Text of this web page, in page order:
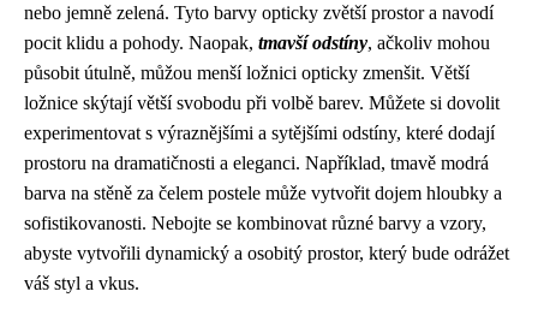
nebo jemně zelená. Tyto barvy opticky zvětší prostor a navodí
pocit klidu a pohody. Naopak, tmavší odstíny, ačkoliv mohou
působit útulně, můžou menší ložnici opticky zmenšit. Větší
ložnice skýtají větší svobodu při volbě barev. Můžete si dovolit
experimentovat s výraznějšími a sytějšími odstíny, které dodají
prostoru na dramatičnosti a eleganci. Například, tmavě modrá
barva na stěně za čelem postele může vytvořit dojem hloubky a
sofistikovanosti. Nebojte se kombinovat různé barvy a vzory,
abyste vytvořili dynamický a osobitý prostor, který bude odrážet
váš styl a vkus.